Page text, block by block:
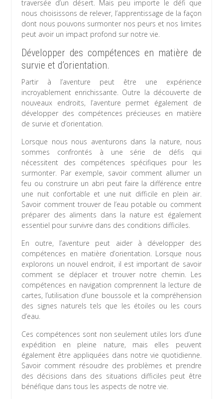
traversée d’un désert. Mais peu importe le défi que
nous choisissons de relever, l’apprentissage de la façon
dont nous pouvons surmonter nos peurs et nos limites
peut avoir un impact profond sur notre vie.
Développer des compétences en matière de
survie et d’orientation.
Partir à l’aventure peut être une expérience
incroyablement enrichissante. Outre la découverte de
nouveaux endroits, l’aventure permet également de
développer des compétences précieuses en matière
de survie et d’orientation.
Lorsque nous nous aventurons dans la nature, nous
sommes confrontés à une série de défis qui
nécessitent des compétences spécifiques pour les
surmonter. Par exemple, savoir comment allumer un
feu ou construire un abri peut faire la différence entre
une nuit confortable et une nuit difficile en plein air.
Savoir comment trouver de l’eau potable ou comment
préparer des aliments dans la nature est également
essentiel pour survivre dans des conditions difficiles.
En outre, l’aventure peut aider à développer des
compétences en matière d’orientation. Lorsque nous
explorons un nouvel endroit, il est important de savoir
comment se déplacer et trouver notre chemin. Les
compétences en navigation comprennent la lecture de
cartes, l’utilisation d’une boussole et la compréhension
des signes naturels tels que les étoiles ou les cours
d’eau.
Ces compétences sont non seulement utiles lors d’une
expédition en pleine nature, mais elles peuvent
également être appliquées dans notre vie quotidienne.
Savoir comment résoudre des problèmes et prendre
des décisions dans des situations difficiles peut être
bénéfique dans tous les aspects de notre vie.